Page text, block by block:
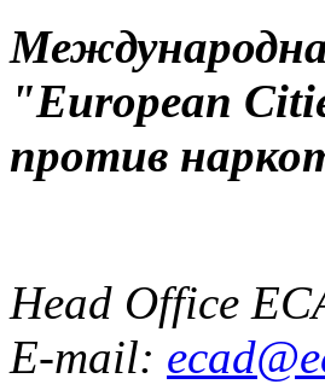
"European
против
Head Office
E-mail: